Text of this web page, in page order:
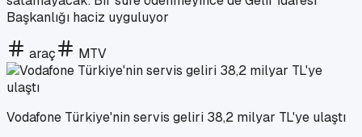
Başkanlığı haciz uyguluyor
araç MTV
Vodafone Türkiye'nin servis geliri 38,2 milyar TL'ye ulaştı